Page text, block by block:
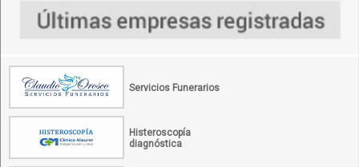
Servicios Funerarios
Histeroscopía
diagnóstica